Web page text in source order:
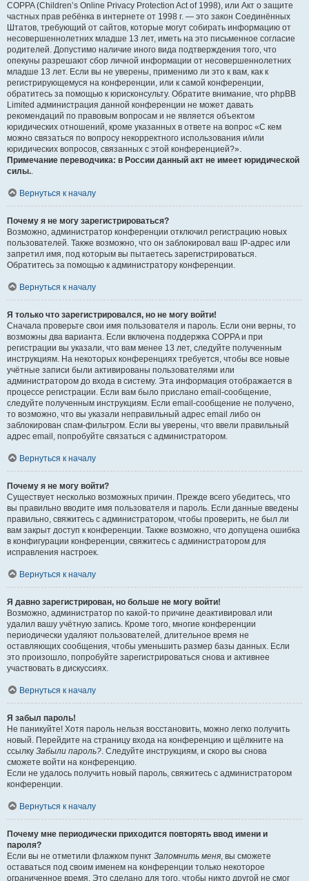
COPPA (Children’s Online Privacy Protection Act of 1998), или Акт о защите
частных прав ребёнка в интернете от 1998 г. — это закон Соединённых
Штатов, требующий от сайтов, которые могут собирать информацию от
несовершеннолетних младше 13 лет, иметь на это письменное согласие
родителей. Допустимо наличие иного вида подтверждения того, что
опекуны разрешают сбор личной информации от несовершеннолетних
младше 13 лет. Если вы не уверены, применимо ли это к вам, как к
регистрирующемуся на конференции, или к самой конференции,
обратитесь за помощью к юрисконсульту. Обратите внимание, что phpBB
Limited администрация данной конференции не может давать
рекомендаций по правовым вопросам и не является объектом
юридических отношений, кроме указанных в ответе на вопрос «С кем
можно связаться по вопросу некорректного использования и/или
юридических вопросов, связанных с этой конференцией?».
Примечание переводчика: в России данный акт не имеет юридической
силы..
Вернуться к началу
Почему я не могу зарегистрироваться?
Возможно, администратор конференции отключил регистрацию новых
пользователей. Также возможно, что он заблокировал ваш IP-адрес или
запретил имя, под которым вы пытаетесь зарегистрироваться.
Обратитесь за помощью к администратору конференции.
Вернуться к началу
Я только что зарегистрировался, но не могу войти!
Сначала проверьте свои имя пользователя и пароль. Если они верны, то
возможны два варианта. Если включена поддержка COPPA и при
регистрации вы указали, что вам менее 13 лет, следуйте полученным
инструкциям. На некоторых конференциях требуется, чтобы все новые
учётные записи были активированы пользователями или
администратором до входа в систему. Эта информация отображается в
процессе регистрации. Если вам было прислано email-сообщение,
следуйте полученным инструкциям. Если email-сообщение не получено,
то возможно, что вы указали неправильный адрес email либо он
заблокирован спам-фильтром. Если вы уверены, что ввели правильный
адрес email, попробуйте связаться с администратором.
Вернуться к началу
Почему я не могу войти?
Существует несколько возможных причин. Прежде всего убедитесь, что
вы правильно вводите имя пользователя и пароль. Если данные введены
правильно, свяжитесь с администратором, чтобы проверить, не был ли
вам закрыт доступ к конференции. Также возможно, что допущена ошибка
в конфигурации конференции, свяжитесь с администратором для
исправления настроек.
Вернуться к началу
Я давно зарегистрирован, но больше не могу войти!
Возможно, администратор по какой-то причине деактивировал или
удалил вашу учётную запись. Кроме того, многие конференции
периодически удаляют пользователей, длительное время не
оставляющих сообщения, чтобы уменьшить размер базы данных. Если
это произошло, попробуйте зарегистрироваться снова и активнее
участвовать в дискуссиях.
Вернуться к началу
Я забыл пароль!
Не паникуйте! Хотя пароль нельзя восстановить, можно легко получить
новый. Перейдите на страницу входа на конференцию и щёлкните на
ссылку Забыли пароль?. Следуйте инструкциям, и скоро вы снова
сможете войти на конференцию.
Если не удалось получить новый пароль, свяжитесь с администратором
конференции.
Вернуться к началу
Почему мне периодически приходится повторять ввод имени и
пароля?
Если вы не отметили флажком пункт Запомнить меня, вы сможете
оставаться под своим именем на конференции только некоторое
ограниченное время. Это сделано для того, чтобы никто другой не смог